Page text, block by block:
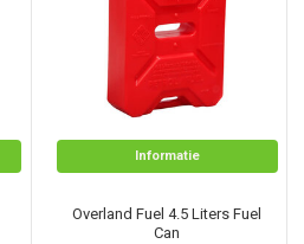
Informatie
Overland Fuel 4.5 Liters Fuel
Can